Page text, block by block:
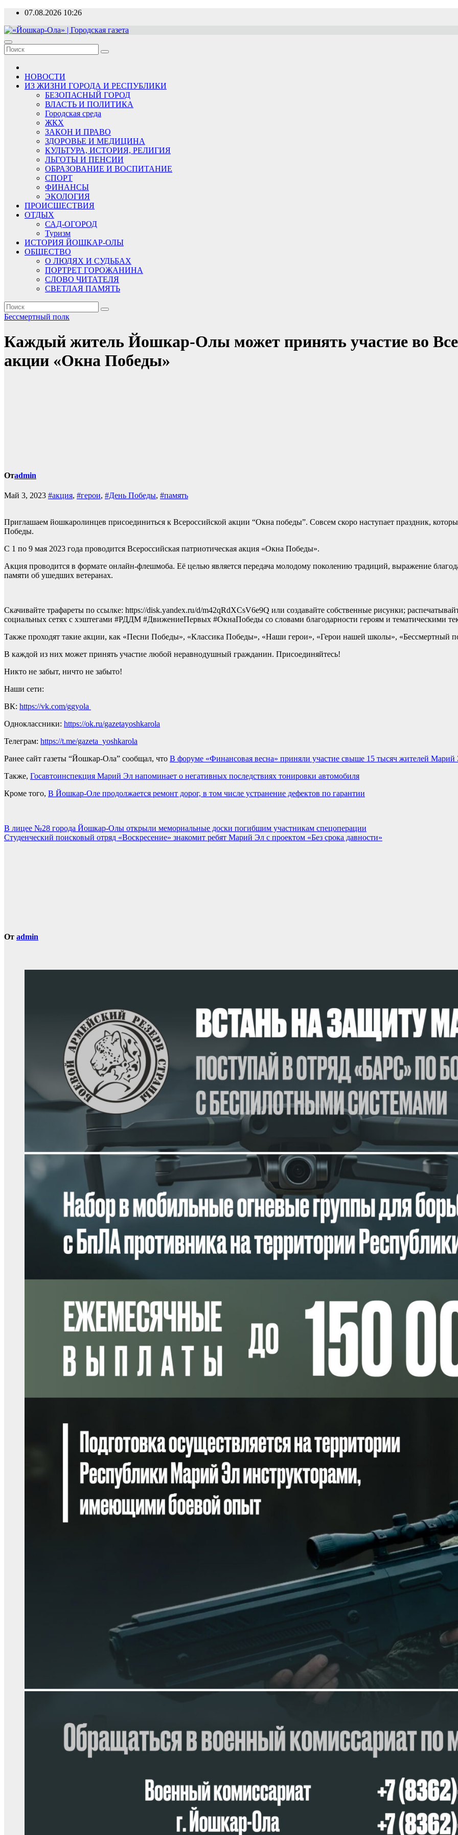
Перейти
содержимому
07.08.2026 10:26
«Йошкар-Ола» | Городская газета
Новости, события, люди
НОВОСТИ
ИЗ ЖИЗНИ ГОРОДА И РЕСПУБЛИКИ
БЕЗОПАСНЫЙ ГОРОД
ВЛАСТЬ И ПОЛИТИКА
Городская среда
ЖКХ
ЗАКОН И ПРАВО
ЗДОРОВЬЕ И МЕДИЦИНА
КУЛЬТУРА, ИСТОРИЯ, РЕЛИГИЯ
ЛЬГОТЫ И ПЕНСИИ
ОБРАЗОВАНИЕ И ВОСПИТАНИЕ
СПОРТ
ФИНАНСЫ
ЭКОЛОГИЯ
ПРОИСШЕСТВИЯ
ОТДЫХ
САД-ОГОРОД
Туризм
ИСТОРИЯ ЙОШКАР-ОЛЫ
ОБЩЕСТВО
О ЛЮДЯХ И СУДЬБАХ
ПОРТРЕТ ГОРОЖАНИНА
СЛОВО ЧИТАТЕЛЯ
СВЕТЛАЯ ПАМЯТЬ
Бессмертный полк
Каждый житель Йошкар-Олы может принять участие во
акции «Окна Победы»
Отadmin
Май 3, 2023 #акция, #герои, #День Победы, #память
Приглашаем йошкаролинцев присоединиться к Всероссийской акции “Окна победы”. Совсем скоро наступает праздник,
Победы.
С 1 по 9 мая 2023 года проводится Всероссийская патриотическая акция «Окна Победы».
Акция проводится в формате онлайн-флешмоба. Её целью является передача молодому поколению традиций, выражение
памяти об ушедших ветеранах.
Скачивайте трафареты по ссылке: https://disk.yandex.ru/d/m42qRdXCsV6e9Q или создавайте собственные рисунки;
социальных сетях с хэштегами #РДДМ #ДвижениеПервых #ОкнаПобеды со словами благодарности героям и тематическими
Также проходят такие акции, как «Песни Победы», «Классика Победы», «Наши герои», «Герои нашей школы», «Бессмертный
В каждой из них может принять участие любой неравнодушный гражданин. Присоединяйтесь!
Никто не забыт, ничто не забыто!
Наши сети:
ВК: https://vk.com/ggyola
Одноклассники: https://ok.ru/gazetayoshkarola
Телеграм: https://t.me/gazeta_yoshkarola
Ранее сайт газеты “Йошкар-Ола” сообщал, что В форуме «Финансовая весна» приняли участие свыше 15 тысяч жителей Марий
Также, Госавтоинспекция Марий Эл напоминает о негативных последствиях тонировки автомобиля
Кроме того, В Йошкар-Оле продолжается ремонт дорог, в том числе устранение дефектов по гарантии
Навигация
по
В лицее №28 города Йошкар-Олы открыли мемориальные доски погибшим участникам спецоперации
Студенческий поисковый отряд «Воскресение» знакомит ребят Марий Эл с проектом «Без срока давности»
От admin